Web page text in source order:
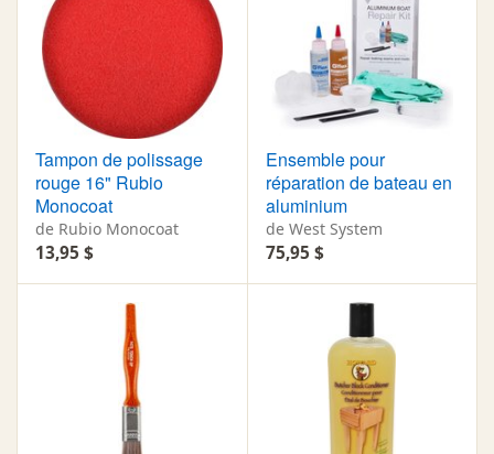
Tampon de polissage
rouge 16" Rubio
Monocoat
de Rubio Monocoat
13,95 $
Ensemble pour
réparation de bateau en
aluminium
de West System
75,95 $